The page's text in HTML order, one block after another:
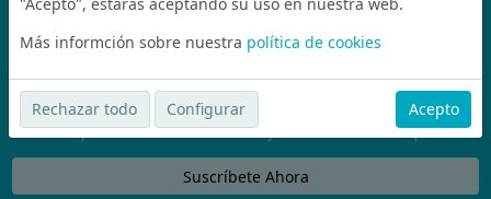
¡No te pierdas nada!
Únete a la comunidad de wijobs y recibe por email las mejores
ofertas de empleo
Nunca compartiremos tu email con nadie y no te vamos a enviar spam
Suscríbete Ahora
Más informción sobre nuestra política de cookies
Rechazar todo Configurar Acepto